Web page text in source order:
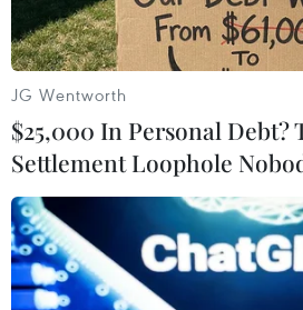
mô lớn, phóng thử tên lửa
TIN LIÊN QUAN
JG Wentworth
$25,000 In Personal Debt?
Settlement Loophole